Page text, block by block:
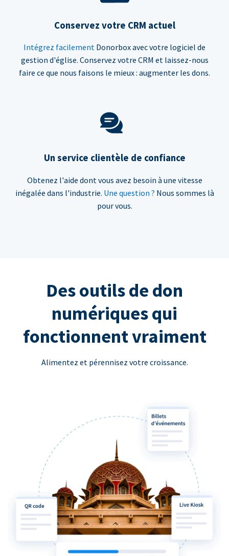
Conservez votre CRM actuel
Intégrez facilement Donorbox avec votre logiciel de
gestion d'église. Conservez votre CRM et laissez-nous
faire ce que nous faisons le mieux : augmenter les dons.
Un service clientèle de confiance
Obtenez l'aide dont vous avez besoin à une vitesse
inégalée dans l'industrie. Une question ? Nous sommes là
pour vous.
Des outils de don
numériques qui
fonctionnent vraiment
Alimentez et pérennisez votre croissance.